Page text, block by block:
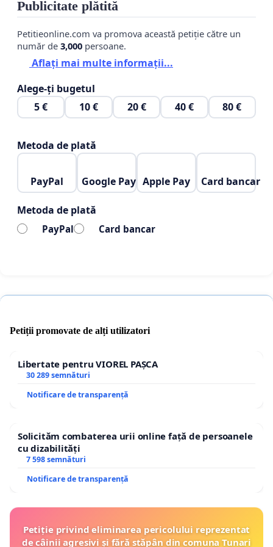
Cerem dreptate. Cerem demnitate. Cerem acțiune.
Acum.
Publicitate plătită
Petitieonline.com va promova această petiție către un
număr de 3,000 persoane.
Aflați mai multe informații...
Alege-ți bugetul
5 €
10 € 20 € 40 € 80 €
Metoda de plată
PayPal Google Pay Apple Pay Card bancar
Metoda de plată
PayPal Card bancar
Petiții promovate de alți utilizatori
Libertate pentru VIOREL PAȘCA
30 289 semnături
Notificare de transparență
Solicităm combaterea urii online față de persoanele
cu dizabilități
7 598 semnături
Notificare de transparență
Petiție privind eliminarea pericolului reprezentat
de câinii agresivi și fără stăpân din comuna Tunari